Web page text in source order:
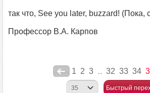
так что, See you later, buzzard! (Пока,
Профессор В.А. Карпов
1 2 3 ... 32 33 34
Быстрый